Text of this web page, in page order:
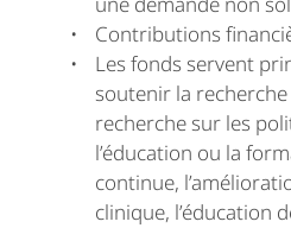
Contributions
Les fonds servent
soutenir la recherche
recherche sur les
l’éducation ou la
continue,
clinique, l’éducation